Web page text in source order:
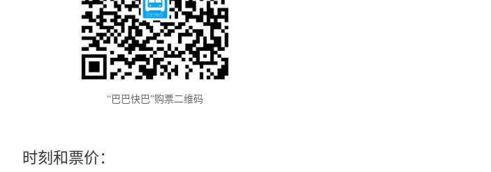
“巴巴快巴”购票二维码
时刻和票价：